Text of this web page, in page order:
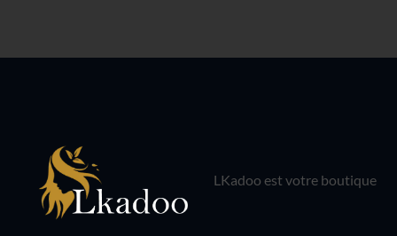
LKadoo est votre boutique